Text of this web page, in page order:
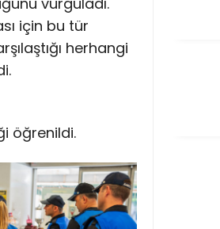
için bu tür
herhangi
öğrenildi.